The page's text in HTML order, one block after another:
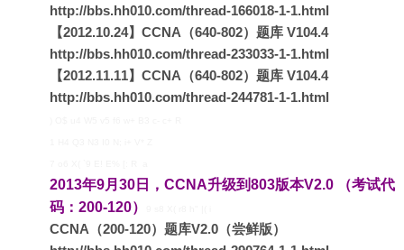
http://bbs.hh010.com/thread-166018-1-1.html
【2012.10.24】CCNA（640-802）题库 V104.4
http://bbs.hh010.com/thread-233033-1-1.html
【2012.11.11】CCNA（640-802）题库 V104.4
http://bbs.hh010.com/thread-244781-1-1.html
2013年9月30日，CCNA升级到803版本V2.0 （考试代
码：200-120）
CCNA（200-120）题库V2.0（尝鲜版）